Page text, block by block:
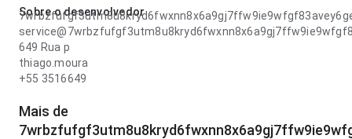
Sobre o desenvolvedor
649 Rua p
thiago.moura
+55 3516649
Mais de